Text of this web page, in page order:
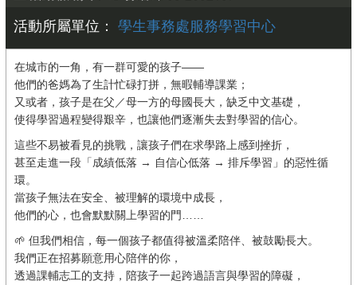
活動所屬單位： 學生事務處服務學習中心
在城市的一角，有一群可愛的孩子——
他們的爸媽為了生計忙碌打拼，無暇輔導課業；
又或者，孩子是在父／母一方的母國長大，缺乏中文基礎，
使得學習過程變得艱辛，也讓他們逐漸失去對學習的信心。
這些不易被看見的挑戰，讓孩子們在求學路上感到挫折，
甚至走進一段「成績低落 → 自信心低落 → 排斥學習」的惡性循
環。
當孩子無法在安全、被理解的環境中成長，
他們的心，也會默默關上學習的門……
🌱 但我們相信，每一個孩子都值得被溫柔陪伴、被鼓勵長大。
我們正在招募願意用心陪伴的你，
透過課輔志工的支持，陪孩子一起跨過語言與學習的障礙，